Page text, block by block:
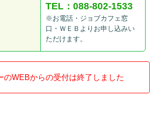
TEL：088-802-1533
※お電話・ジョブカフェ窓
口・ＷＥＢよりお申し込みい
ただけます。
のWEBからの受付は終了しました